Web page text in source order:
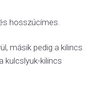
hosszúcímes.
másik pedig a kilincs
kulcslyuk-kilincs